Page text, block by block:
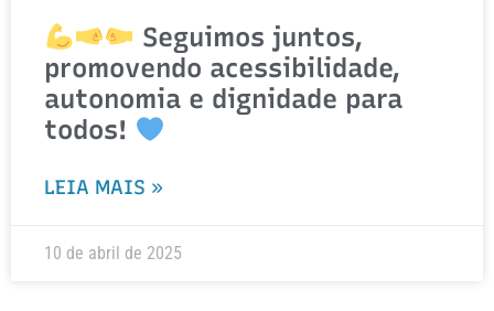
Seguimos juntos,
promovendo acessibilidade,
autonomia e dignidade para
todos!
LEIA MAIS »
10 de abril de 2025